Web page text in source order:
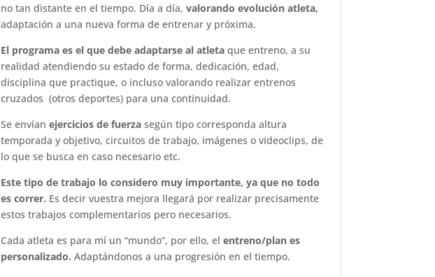
no tan distante en el tiempo. Día a día, valorando evolución atleta,
adaptación a una nueva forma de entrenar y próxima.
El programa es el que debe adaptarse al atletaque entreno, a su
realidad atendiendo su estado de forma, dedicación, edad,
disciplina que practique, o incluso valorando realizar entrenos
cruzados (otros deportes) para una continuidad.
Se envían ejercicios de fuerzasegún tipo corresponda altura
temporada y objetivo, circuitos de trabajo, imágenes o videoclips, de
lo que se busca en caso necesario etc.
Este tipo de trabajo lo considero muy importante, ya que no todo
es correr. Es decir vuestra mejora llegará por realizar precisamente
estos trabajos complementarios pero necesarios.
Cada atleta es para mí un “mundo”, por ello, el entreno/plan es
personalizado. Adaptándonos a una progresión en el tiempo.